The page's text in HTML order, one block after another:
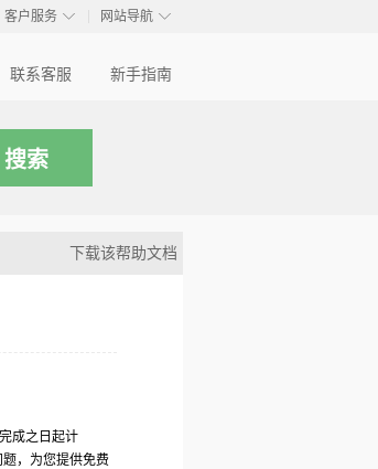
◇
客户服务 ◇
网站导航
联系客服 新手指南
下载该帮助文档
成之日起计
，为您提供免费